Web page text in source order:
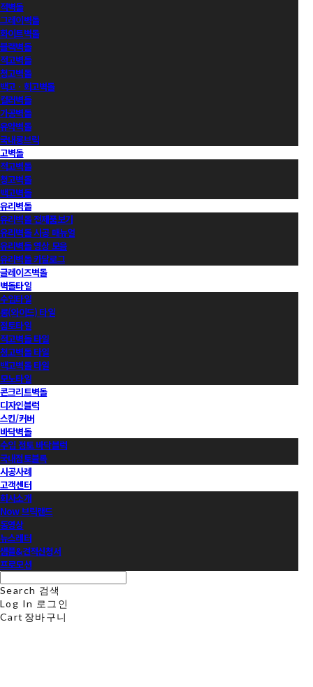
적벽돌
그레이벽돌
화이트벽돌
블랙벽돌
적고벽돌
청고벽돌
백고ㆍ회고벽돌
컬러벽돌
가공벽돌
유약벽돌
국내롱브릭
고벽돌
적고벽돌
청고벽돌
백고벽돌
유리벽돌
유리벽돌 전제품보기
유리벽돌 시공 매뉴얼
유리벽돌 영상 모음
유리벽돌 카달로그
글레이즈벽돌
벽돌타일
수입타일
롱(와이드) 타일
점토타일
적고벽돌 타일
청고벽돌 타일
백고벽돌 타일
모노타일
콘크리트벽돌
디자인블럭
스킨/커버
바닥벽돌
수입 점토 바닥블럭
국내점토블록
시공사례
고객센터
회사소개
Now 브릭랜드
동영상
뉴스레터
샘플&견적신청서
프로모션
Search 검색
Log In 로그인
Cart 장바구니